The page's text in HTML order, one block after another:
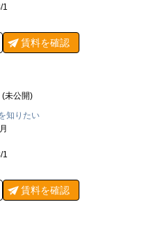
抜群の利便性を誇ります。東京
おり、雨の日でも快適に通勤可
駅、新橋駅も徒歩圏内で利用で
は都内はもちろん首都圏全域へ
的には虎ノ門ヒルズ駅とも地下
利便性が向上することが期待さ
確保し、24時間有人管理と機械
により、安心してオフィスを利
最新の安全基準を満たした建物
考え抜いた空間設計により、
ス拠点として高い価値を発揮す
ノ門エリアにおいて、新たなラ
、企業活動を力強くサポートす
ィスビルです。
ガイド】
として知られています。最寄り
には直結しており、雨の日でも
1
賃料を確認
(未公開)
知りたい
1
賃料を確認